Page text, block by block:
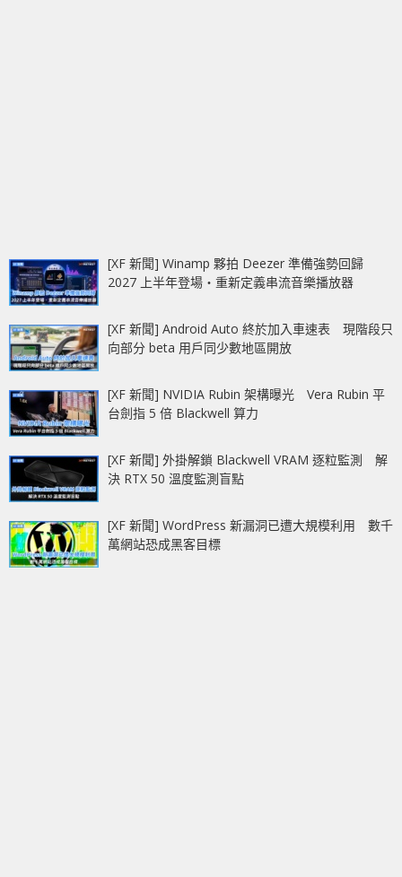
[XF 新聞] Winamp 夥拍 Deezer 準備強勢回歸
2027 上半年登場‧重新定義串流音樂播放器
[XF 新聞] Android Auto 終於加入車速表 現階段只
向部分 beta 用戶同少數地區開放
[XF 新聞] NVIDIA Rubin 架構曝光 Vera Rubin 平
台劍指 5 倍 Blackwell 算力
[XF 新聞] 外掛解鎖 Blackwell VRAM 逐粒監測 解
決 RTX 50 溫度監測盲點
[XF 新聞] WordPress 新漏洞已遭大規模利用 數千
萬網站恐成黑客目標